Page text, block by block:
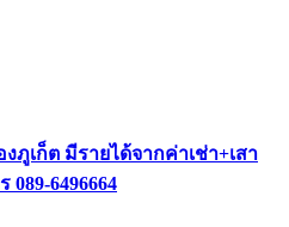
ภูเก็ต มีรายได้จากค่าเช่า+เสา
6496664